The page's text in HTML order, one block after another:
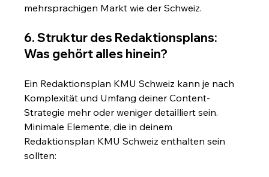
mehrsprachigen Markt wie der Schweiz.
6. Struktur des Redaktionsplans:
Was gehört alles hinein?
Ein Redaktionsplan KMU Schweiz kann je nach
Komplexität und Umfang deiner Content-
Strategie mehr oder weniger detailliert sein.
Minimale Elemente, die in deinem
Redaktionsplan KMU Schweiz enthalten sein
sollten: